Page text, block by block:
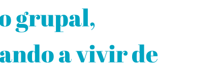
grupal,
a vivir de